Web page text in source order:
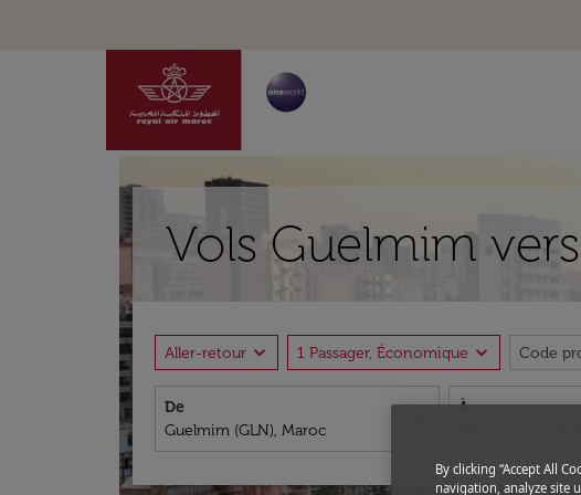
Vols Guelmim
Aller-retour expand_more 1 Passager, Économique expand_more Code
De À
By clicking “Accept All
navigation, analyze site